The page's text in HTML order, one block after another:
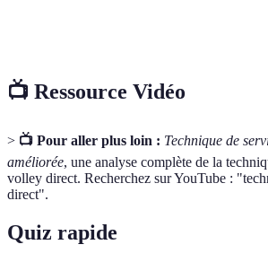
📺 Ressource Vidéo
> 📺 Pour aller plus loin : Technique de
améliorée, une analyse complète de la
volley direct. Recherchez sur YouTube :
direct".
Quiz rapide